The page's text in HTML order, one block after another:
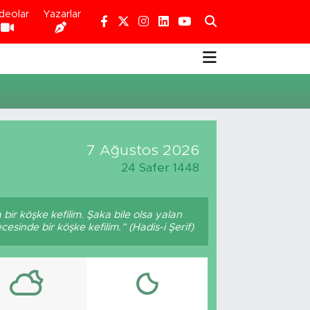
Yazarlar
7 Ağustos 2026
24 Safer 1448
bir köşke kefilim. Şaka bile olsa yalan
bir köşke kefilim.” (Hadis-i Şerif)